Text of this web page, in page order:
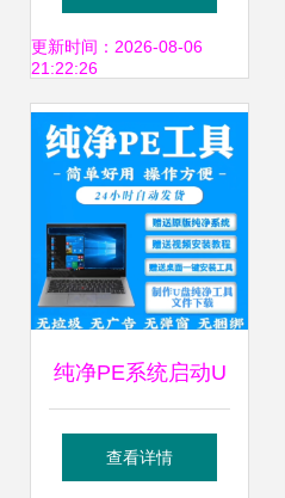
岸新职业教育大幕
开启
更新时间：2026-08-06
21:22:26
纯净PE系统启动U
盘制作工具 电脑维
查看详情